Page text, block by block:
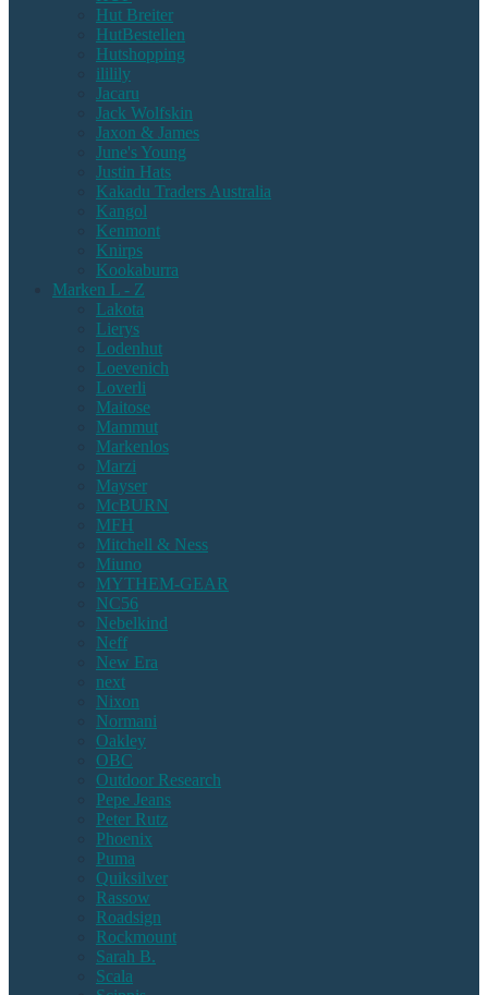
Hut Breiter
HutBestellen
Hutshopping
ililily
Jacaru
Jack Wolfskin
Jaxon & James
June's Young
Justin Hats
Kakadu Traders Australia
Kangol
Kenmont
Knirps
Kookaburra
Marken L - Z
Lakota
Lierys
Lodenhut
Loevenich
Loverli
Maitose
Mammut
Markenlos
Marzi
Mayser
McBURN
MFH
Mitchell & Ness
Miuno
MYTHEM-GEAR
NC56
Nebelkind
Neff
New Era
next
Nixon
Normani
Oakley
OBC
Outdoor Research
Pepe Jeans
Peter Rutz
Phoenix
Puma
Quiksilver
Rassow
Roadsign
Rockmount
Sarah B.
Scala